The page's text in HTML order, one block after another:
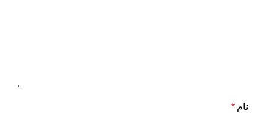
نام *